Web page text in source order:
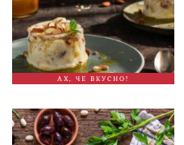
АХ, ЧЕ ВКУСНО!